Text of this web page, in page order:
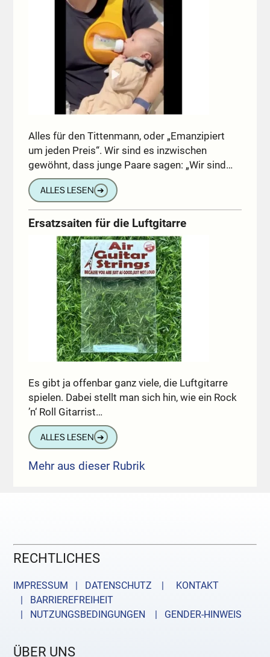
Alles für den Tittenmann, oder „Emanzipiert
um jeden Preis“. Wir sind es inzwischen
gewöhnt, dass junge Paare sagen: „Wir sind…
ALLES LESEN ➔
Ersatzsaiten für die Luftgitarre
Es gibt ja offenbar ganz viele, die Luftgitarre
spielen. Dabei stellt man sich hin, wie ein Rock
’n‘ Roll Gitarrist…
ALLES LESEN ➔
Mehr aus dieser Rubrik
RECHTLICHES
IMPRESSUM | DATENSCHUTZ |
KONTAKT
| BARRIEREFREIHEIT
| NUTZUNGSBEDINGUNGEN
| GENDER-HINWEIS
ÜBER UNS